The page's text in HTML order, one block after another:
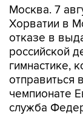
Москва. 7
Хорватии в
отказе в
российской
гимнастике,
отправиться
чемпионате
служба